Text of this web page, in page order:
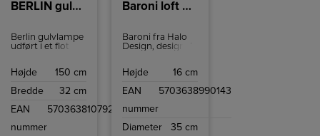
BERLIN gulvlampe sort
Berlin gulvlampe
udført i et flot og
Michael
pryde et hvert
tanke på dansk
Gulvlampen giver
Højde
150 cm
Bredde
32 cm
EAN
nummer
5703638107923
Baroni loft Ø35 Opal- alu
Baroni fra Halo
Design, designet
lampeserie som
boligen, med sine
glas, spredes
og lyser rummet
Højde
16 cm
EAN
nummer
5703638990143
Diameter 35 cm